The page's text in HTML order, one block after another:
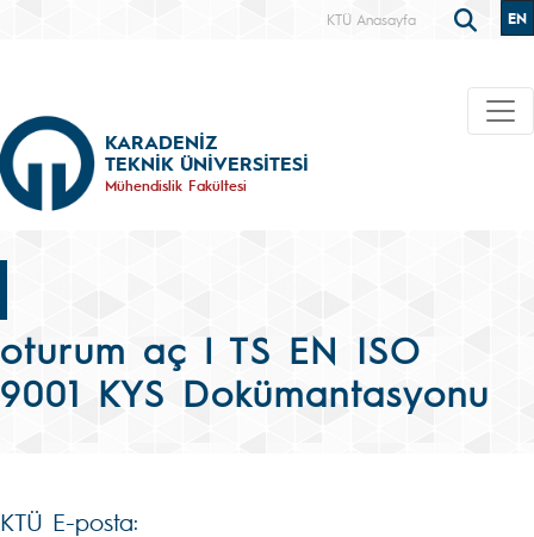
KTÜ Anasayfa EN
KARADENİZ
TEKNİK ÜNİVERSİTESİ
Mühendislik Fakültesi
oturum aç | TS EN ISO
9001 KYS Dokümantasyonu
KTÜ E-posta: